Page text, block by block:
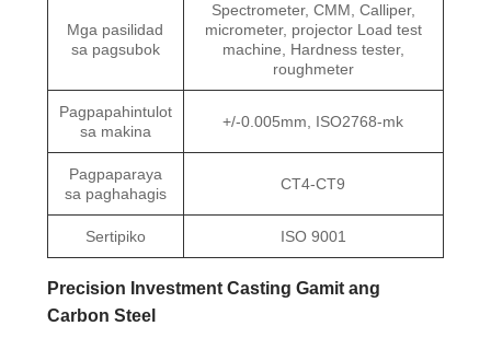
Mga pasilidad
sa pagsubok
Spectrometer, CMM, Calliper,
micrometer, projector Load test
machine, Hardness tester,
roughmeter
Pagpapahintulot
sa makina
+/-0.005mm, ISO2768-mk
Pagpaparaya
sa paghahagis
CT4-CT9
Sertipiko ISO 9001
Precision Investment Casting Gamit ang
Carbon Steel